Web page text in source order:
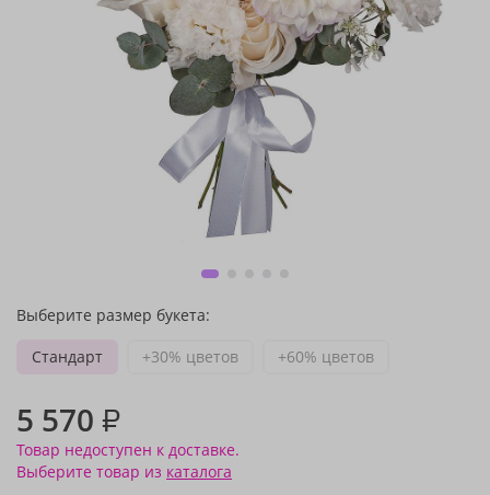
Выберите размер букета:
Стандарт
+30% цветов +60% цветов
5 570 ₽
Товар недоступен к доставке.
Выберите товар из каталога